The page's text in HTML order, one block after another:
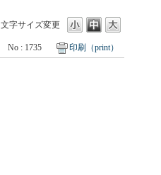
文字サイズ変更
No : 1735 印刷（print）